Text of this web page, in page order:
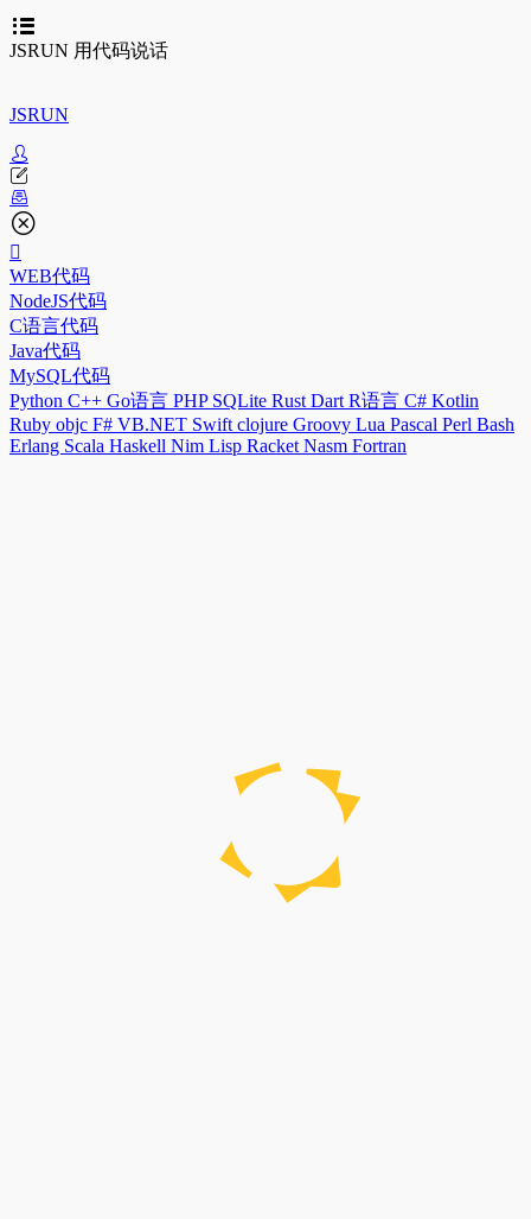
JSRUN 用代码说话
JSRUN
WEB代码
NodeJS代码
C语言代码
Java代码
MySQL代码
Python C++ Go语言 PHP SQLite Rust Dart R语言 C# Kotlin
Ruby objc F# VB.NET Swift clojure Groovy Lua Pascal Perl Bash
Erlang Scala Haskell Nim Lisp Racket Nasm Fortran